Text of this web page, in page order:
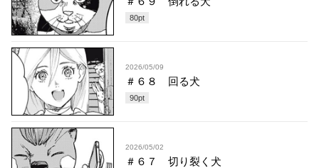
80pt
2026/05/09
＃６８ 回る犬
90pt
2026/05/02
＃６７ 切り裂く犬